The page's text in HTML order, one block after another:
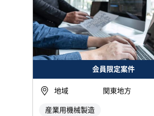
会員限定案件
地域 関東地方
産業用機械製造